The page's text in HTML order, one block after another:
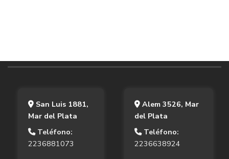
San Luis 1881,
Mar del Plata
Teléfono:
2236881073
Alem 3526, Mar
del Plata
Teléfono:
2236638924